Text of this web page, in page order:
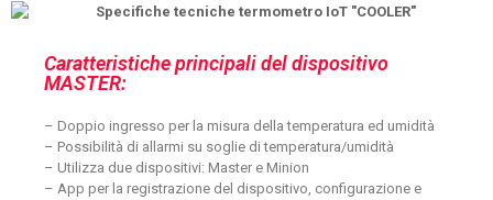
Caratteristiche principali del dispositivo
MASTER:
– Doppio ingresso per la misura della temperatura ed umidità
– Possibilità di allarmi su soglie di temperatura/umidità
– Utilizza due dispositivi: Master e Minion
– App per la registrazione del dispositivo, configurazione e